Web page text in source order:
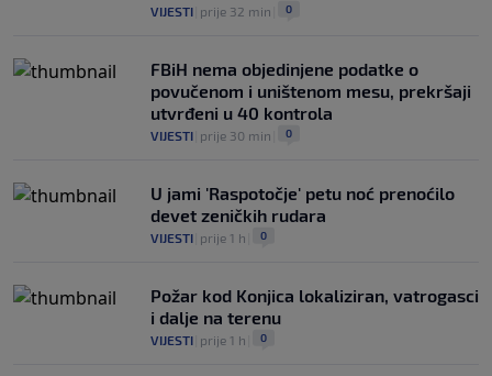
VIJESTI prije 32 min 0
FBiH nema objedinjene podatke o
povučenom i uništenom mesu, prekršaji
utvrđeni u 40 kontrola
VIJESTI prije 30 min 0
U jami 'Raspotočje' petu noć prenoćilo
devet zeničkih rudara
VIJESTI prije 1 h 0
Požar kod Konjica lokaliziran, vatrogasci
i dalje na terenu
VIJESTI prije 1 h 0